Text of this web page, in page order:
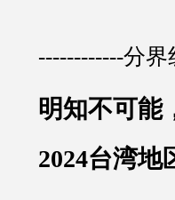
------------分界
明知不可能
2024台湾地